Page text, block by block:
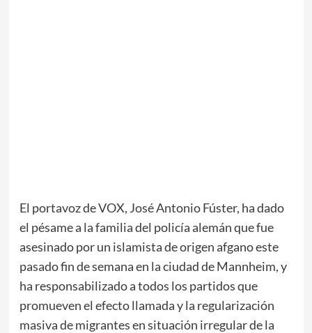
El portavoz de VOX, José Antonio Fúster, ha dado
el pésame a la familia del policía alemán que fue
asesinado por un islamista de origen afgano este
pasado fin de semana en la ciudad de Mannheim, y
ha responsabilizado a todos los partidos que
promueven el efecto llamada y la regularización
masiva de migrantes en situación irregular de la